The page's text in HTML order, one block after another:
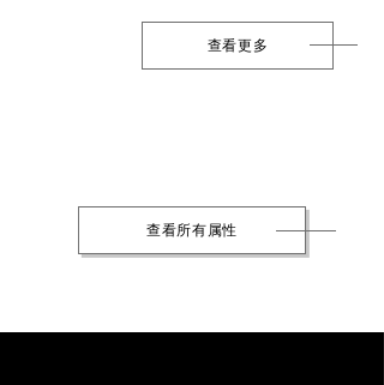
查看更多
查看所有属性